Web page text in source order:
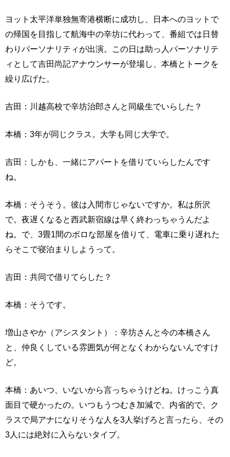
ヨット太平洋単独無寄港横断に成功し、日本へのヨットで
の帰国を目指して航海中の辛坊に代わって、番組では日替
わりパーソナリティが出演。この日は助っ人パーソナリテ
ィとして吉田尚記アナウンサーが登場し、本橋とトークを
繰り広げた。
吉田：川越高校で辛坊治郎さんと同級生でいらした？
本橋：3年が同じクラス。大学も同じ大学で。
吉田：しかも、一緒にアパートを借りていらしたんです
ね。
本橋：そうそう。彼は入間市じゃないですか。私は所沢
で。夜遅くなると西武新宿線は早く終わっちゃうんだよ
ね。で、3畳1間のボロな部屋を借りて、電車に乗り遅れた
らそこで寝泊まりしようって。
吉田：共同で借りてらした？
本橋：そうです。
増山さやか（アシスタント）：辛坊さんと今の本橋さん
と、仲良くしている雰囲気が何となくわからないんですけ
ど。
本橋：あいつ、いないから言っちゃうけどね。けっこう真
面目で硬かったの。いつもうつむき加減で、内省的で。ク
ラスで局アナになりそうな人を3人挙げろと言ったら、その
3人には絶対に入らないタイプ。